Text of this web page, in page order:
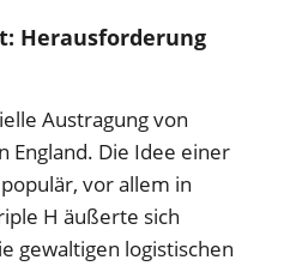
Herausforderung
Austragung von
England. Die Idee einer
vor allem in
H äußerte sich
gewaltigen logistischen